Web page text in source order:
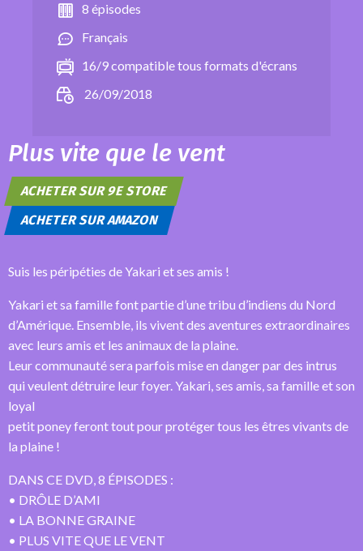
8 épisodes
Français
16/9 compatible tous formats d'écrans
26/09/2018
Plus vite que le vent
ACHETER SUR 9E STORE
ACHETER SUR AMAZON
Suis les péripéties de Yakari et ses amis !
Yakari et sa famille font partie d’une tribu d’indiens du Nord
d’Amérique. Ensemble, ils vivent des aventures extraordinaires
avec leurs amis et les animaux de la plaine.
Leur communauté sera parfois mise en danger par des intrus
qui veulent détruire leur foyer. Yakari, ses amis, sa famille et son
loyal
petit poney feront tout pour protéger tous les êtres vivants de
la plaine !
DANS CE DVD, 8 ÉPISODES :
• DRÔLE D’AMI
• LA BONNE GRAINE
• PLUS VITE QUE LE VENT